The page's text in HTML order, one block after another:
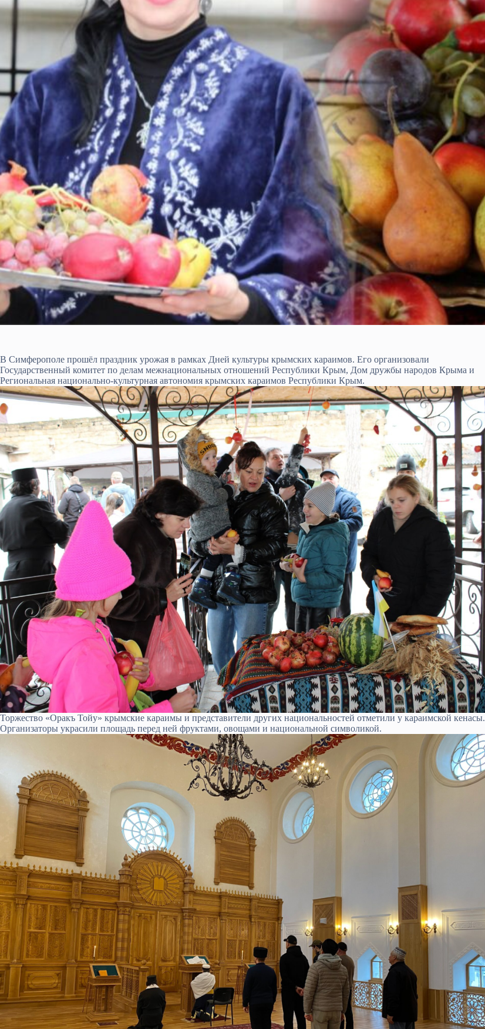
В Симферополе прошёл праздник урожая в рамках Дней культуры крымских караимов. Его организовали
Государственный комитет по делам межнациональных отношений Республики Крым, Дом дружбы народов Крыма и
Региональная национально-культурная автономия крымских караимов Республики Крым.
Торжество «Оракъ Тойу» крымские караимы и представители других национальностей отметили у караимской кенасы.
Организаторы украсили площадь перед ней фруктами, овощами и национальной символикой.